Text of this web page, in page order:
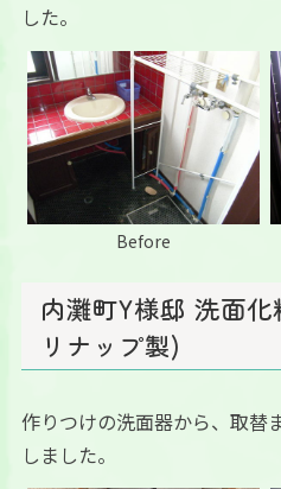
した。
Before
内灘町Y様邸 洗面
リナップ製)
作りつけの洗面器から、取替
しました。